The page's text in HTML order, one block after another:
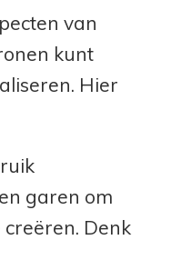
van
kunt
Hier
garen om
Denk